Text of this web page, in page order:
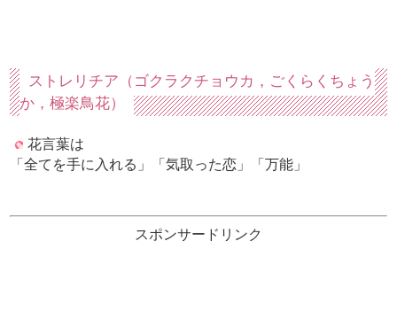
ストレリチア（ゴクラクチョウカ，ごくらくちょう
か，極楽鳥花）
花言葉は
「全てを手に入れる」「気取った恋」「万能」
スポンサードリンク